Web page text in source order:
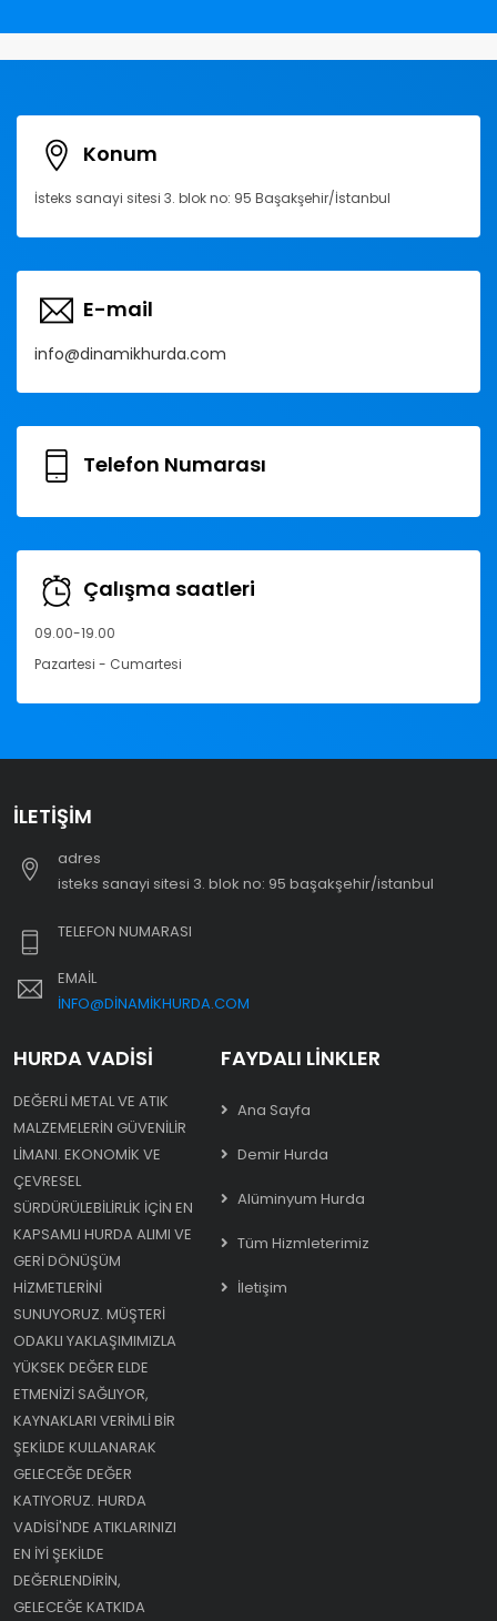
Konum
İsteks sanayi sitesi 3. blok no: 95 Başakşehir/İstanbul
E-mail
info@dinamikhurda.com
Telefon Numarası
Çalışma saatleri
09.00-19.00
Pazartesi - Cumartesi
İLETIŞIM
adres
i̇steks sanayi sitesi 3. blok no: 95 başakşehir/i̇stanbul
TELEFON NUMARASI
EMAIL
INFO@DINAMIKHURDA.COM
HURDA VADISI
DEĞERLI METAL VE ATIK
MALZEMELERIN GÜVENILIR
LIMANI. EKONOMIK VE
ÇEVRESEL
SÜRDÜRÜLEBILIRLIK IÇIN EN
KAPSAMLI HURDA ALIMI VE
GERI DÖNÜŞÜM
HIZMETLERINI
SUNUYORUZ. MÜŞTERI
ODAKLI YAKLAŞIMIMIZLA
YÜKSEK DEĞER ELDE
ETMENIZI SAĞLIYOR,
KAYNAKLARI VERIMLI BIR
ŞEKILDE KULLANARAK
GELECEĞE DEĞER
KATIYORUZ. HURDA
VADISI'NDE ATIKLARINIZI
EN IYI ŞEKILDE
DEĞERLENDIRIN,
GELECEĞE KATKIDA
FAYDALI LINKLER
Ana Sayfa
Demir Hurda
Alüminyum Hurda
Tüm Hizmleterimiz
İletişim